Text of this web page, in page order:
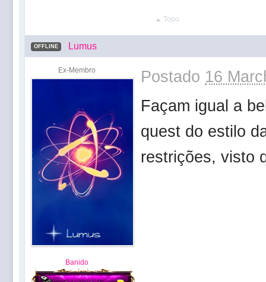
Topo
OFFLINE Lumus
Ex-Membro
Banido
Postado 16
Façam igual a
quest do estilo
restrições, visto